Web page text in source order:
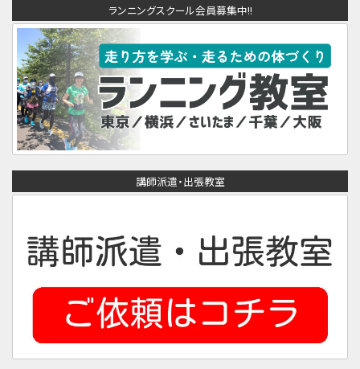
ランニングスクール会員募集中!!
講師派遣・出張教室